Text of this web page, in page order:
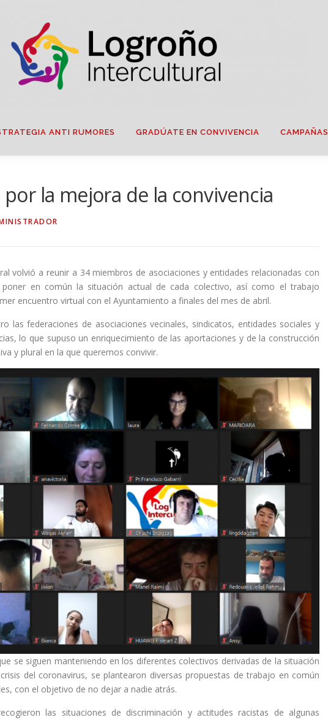
ANTI RUMORES GRADÚATE EN CONVIVENCIA CAMPAÑAS
la mejora de la convivencia
volvió a reunir a 34 miembros de asociaciones y entidades relacionadas con
en común la situación actual de cada colectivo, así como el trabajo
encuentro virtual con el Ayuntamiento a finales del mes de abril.
las federaciones de asociaciones vecinales, sindicatos, entidades sociales y
lo que supuso un enriquecimiento de las aportaciones y de la construcción
y plural en la que queremos convivir.
se siguen manteniendo en los diferentes colectivos derivadas de la situación
del coronavirus, se plantearon diversas propuestas de trabajo en común
con el objetivo de no dejar a nadie atrás.
las situaciones de discriminación y actitudes racistas de algunas